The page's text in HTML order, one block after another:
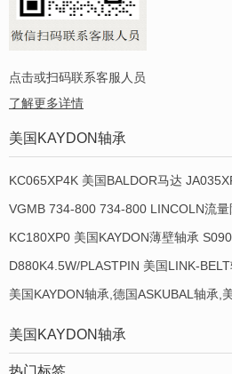
点击或扫码联系客服人员
了解更多详情
美国KAYDON轴承
KC065XP4K 美国BALDOR马达
KC180XP0 美国KAYDON薄壁轴承
D880K4.5W/PLASTPIN 美国LINK-
美国KAYDON轴承,德国ASKUBAL轴承,
美国KAYDON轴承
热门标签